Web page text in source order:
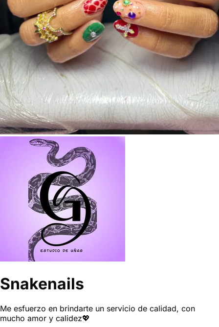
Snakenails
Me esfuerzo en brindarte un servicio de calidad, con
mucho amor y calidez💖